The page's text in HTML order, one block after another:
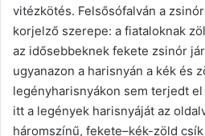
vitézkötés. Felsősófalván a
korjelző szerepe: a fiataloknak
az idősebbeknek fekete zsinór
ugyanazon a harisnyán a kék és
legényharisnyákon sem terjedt
itt a legények harisnyáját az
háromszínű, fekete–kék-zöld